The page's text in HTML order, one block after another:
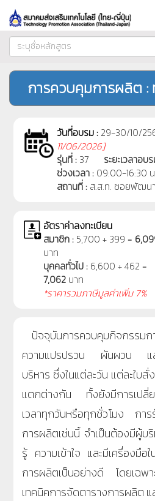
การควบคุมการผลิต
วันที่อบรม : 29-30/10/
11/06/2026]
รุ่นที่ : 37 ระยะเวลาอบ
ช่วงเวลา : 09:00-16:30
สถานที่ : ส.ส.ท. ซอยพัฒน
อัตราค่าลงทะเบียน
สมาชิก : 5,700 + 399 =
บาท
บุคคลทั่วไป : 6,600 + 462 =
7,062 บาท
*ราคารวมภาษีมูลค่าเพิ่ม 7%
ปัจจุบันการควบคุมกิจกรรมก
ความแปรปรวน ผันผวน แล
บริหาร ซึ่งในแต่ละวัน แต่ละใบ
แตกต่างกัน ทั้งยังมีการเปลี่
เวลาทุกวันหรือทุกชั่วโมง กา
การผลิตเช่นนี้ จำเป็นต้องมีผู้บ
รู้ ความเข้าใจ และมีเครื่องมือ
การผลิตเป็นอย่างดี โดยเฉพา
เทคนิคการจัดตารางการผลิต